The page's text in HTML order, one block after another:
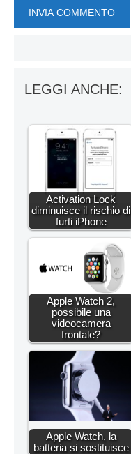
LEGGI ANCHE:
Activation Lock
diminuisce il rischio di
furti iPhone
Apple Watch 2,
possibile una
videocamera
frontale?
Apple Watch, la
batteria si sostituisce